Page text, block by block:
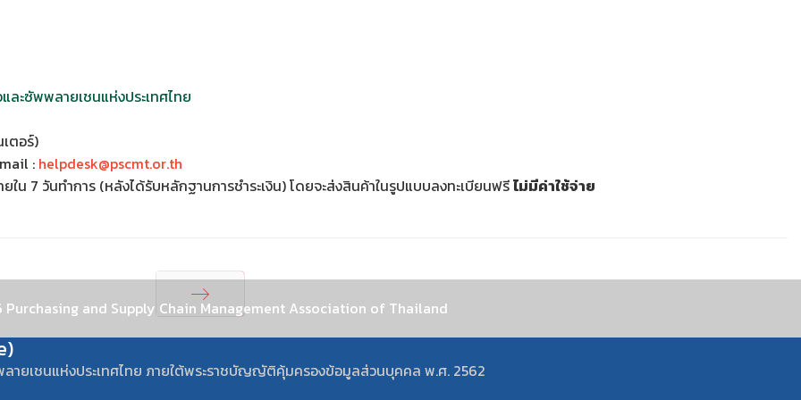
ละซัพพลายเชนแห่งประเทศไทย
ตอร์)
: helpdesk@pscmt.or.th
น 7 วันทำการ (หลังได้รับหลักฐานการชำระเงิน) โดยจะส่งสินค้าในรูปแบบลงทะเบียนฟรีไม่มีค่าใช้จ่าย
Next
and Supply Chain Management Association of Thailand
ยเชนแห่งประเทศไทย ภายใต้พระราชบัญญัติคุ้มครองข้อมูลส่วนบุคคล พ.ศ. 2562